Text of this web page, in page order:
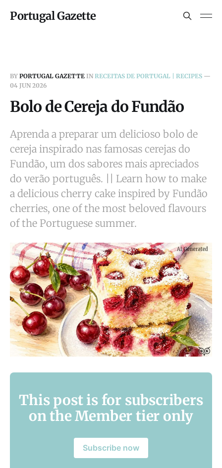
Portugal Gazette
BY PORTUGAL GAZETTE IN RECEITAS DE PORTUGAL | RECIPES —
04 JUN 2026
Bolo de Cereja do Fundão
Aprenda a preparar um delicioso bolo de
cereja inspirado nas famosas cerejas do
Fundão, um dos sabores mais apreciados
do verão português. || Learn how to make
a delicious cherry cake inspired by Fundão
cherries, one of the most beloved flavours
of the Portuguese summer.
This post is for subscribers
on the Member tier only
Subscribe now